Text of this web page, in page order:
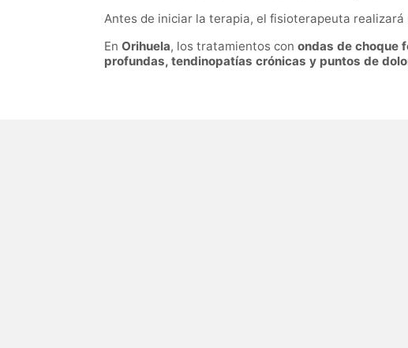
Antes de iniciar la terapia, el fisioterapeuta realizará
En Orihuela, los tratamientos con ondas de choque
profundas, tendinopatías crónicas y puntos de